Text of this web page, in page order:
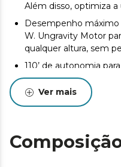
Além disso, optimiza a
Desempenho
W. Ungravity Motor
qualquer altura, sem
110’ de autonomia
de iões de lítio de 33,6
alcance para que nada
Pressão de aspiração
até a sujidade mais
mais difíceis.
Ver mais